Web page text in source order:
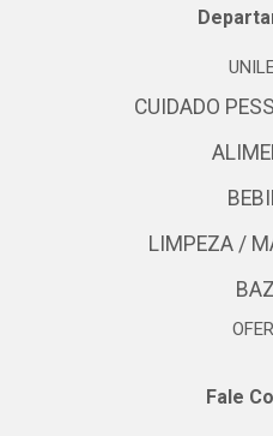
CUIDADO
LIMPEZA /
Fale